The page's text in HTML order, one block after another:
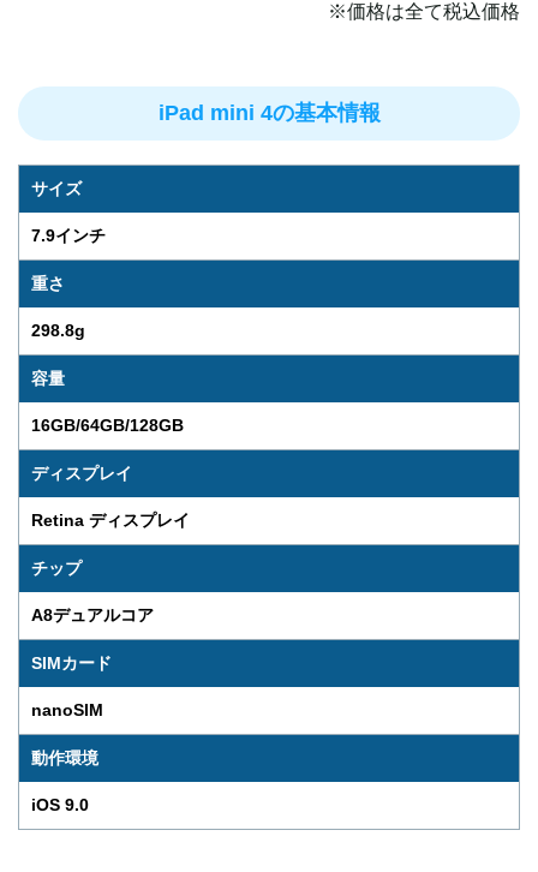
※価格は全て税込価格
iPad mini 4の基本情報
サイズ
7.9インチ
重さ
298.8g
容量
16GB/64GB/128GB
ディスプレイ
Retina ディスプレイ
チップ
A8デュアルコア
SIMカード
nanoSIM
動作環境
iOS 9.0